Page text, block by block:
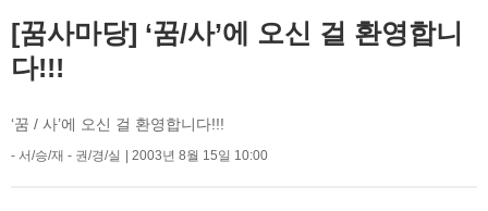
[꿈사마당] ‘꿈/사’에 오신 걸 환영합니
다!!!
‘꿈 / 사’에 오신 걸 환영합니다!!!
- 서/승/재 - 권/경/실 2003년 8월 15일 10:00